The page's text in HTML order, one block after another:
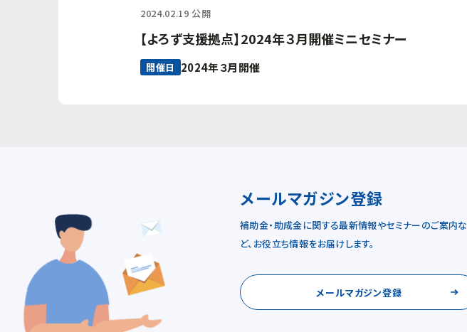
2024.02.19 公開
【よろず支援拠点】2024年３月開催ミニセミナー
開催日 2024年３月開催
メールマガジン登録
補助金・助成金に関する最新情報やセミナーのご案内な
ど、お役立ち情報をお届けします。
メールマガジン登録